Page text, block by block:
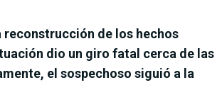
reconstrucción de los hechos
dio un giro fatal cerca de las
el sospechoso siguió a la